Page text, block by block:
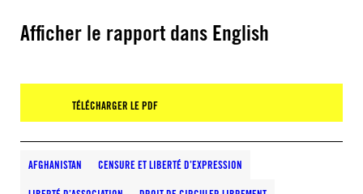
Afficher le rapport dans English
TÉLÉCHARGER LE PDF
AFGHANISTAN CENSURE ET LIBERTÉ D’EXPRESSION